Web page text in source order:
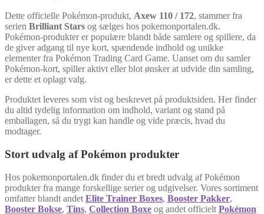
Dette officielle Pokémon-produkt, Axew 110 / 172, stammer fra
serien Brilliant Stars og sælges hos pokemonportalen.dk.
Pokémon-produkter er populære blandt både samlere og spillere, da
de giver adgang til nye kort, spændende indhold og unikke
elementer fra Pokémon Trading Card Game. Uanset om du samler
Pokémon-kort, spiller aktivt eller blot ønsker at udvide din samling,
er dette et oplagt valg.
Produktet leveres som vist og beskrevet på produktsiden. Her finder
du altid tydelig information om indhold, variant og stand på
emballagen, så du trygt kan handle og vide præcis, hvad du
modtager.
Stort udvalg af Pokémon produkter
Hos pokemonportalen.dk finder du et bredt udvalg af Pokémon
produkter fra mange forskellige serier og udgivelser. Vores sortiment
omfatter blandt andet Elite Trainer Boxes, Booster Pakker,
Booster Bokse, Tins, Collection Boxe og andet officielt Pokémon